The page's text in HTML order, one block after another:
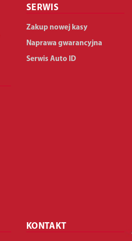
SERWIS
Zakup nowej kasy
Naprawa gwarancyjna
Serwis Auto ID
KONTAKT